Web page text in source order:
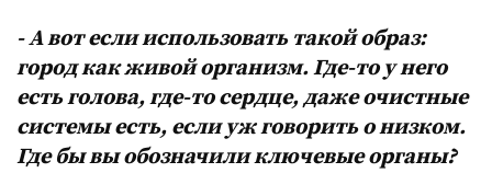
- А вот если использовать такой образ:
город как живой организм. Где-то у него
есть голова, где-то сердце, даже очистные
системы есть, если уж говорить о низком.
Где бы вы обозначили ключевые органы?